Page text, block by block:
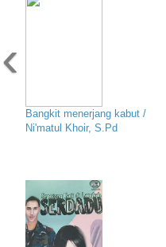
Bangkit menerjang kabut /
Ni'matul Khoir, S.Pd
‹